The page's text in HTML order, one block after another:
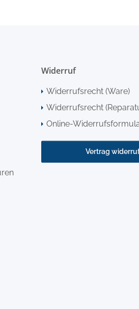
Widerruf
Widerrufsrecht (Ware)
Widerrufsrecht
Online-
Vertrag